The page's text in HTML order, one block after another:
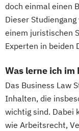
doch einmal einen
Dieser
einem juristischen
Experten in beiden
Was lerne ich im
Das Business Law
Inhalten, die
wichtig sind. Dabei
wie Arbeitsrecht,